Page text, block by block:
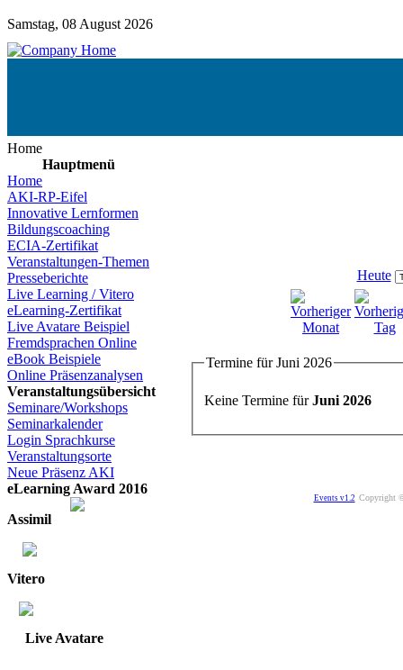
Samstag, 08 August 2026
Home
Hauptmenü
Home
AKI-RP-Eifel
Innovative Lernformen
Bildungscoaching
ECIA-Zertifikat
Veranstaltungen-Themen
Presseberichte
Live Learning / Vitero
eLearning-Zertifikat
Live Avatare Beispiel
Fremdsprachen Online
eBook Beispiele
Online Präsenzanalysen
Veranstaltungsübersicht
Seminare/Workshops
Seminarkalender
Login Sprachkurse
Veranstaltungsorte
Neue Präsenz AKI
eLearning Award 2016
Assimil
Vitero
Live Avatare
Heute
Termine für Juni 2026
Keine Termine fürJuni 2026
Events v1.2 Copyright